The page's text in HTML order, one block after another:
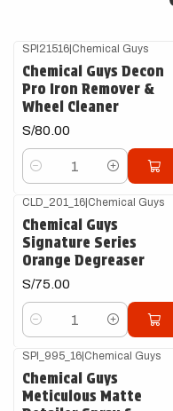
SPI21516|Chemical Guys
Chemical Guys Decon
Pro Iron Remover &
Wheel Cleaner
S/80.00
Cantidad
CLD_201_16|Chemical Guys
Chemical Guys
Signature Series
Orange Degreaser
S/75.00
Cantidad
SPI_995_16|Chemical Guys
Chemical Guys
Meticulous Matte